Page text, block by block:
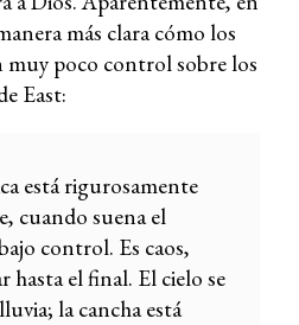
más clara cómo los
muy poco control sobre los
East:
está rigurosamente
cuando suena el
control. Es caos,
hasta el final. El cielo se
la cancha está